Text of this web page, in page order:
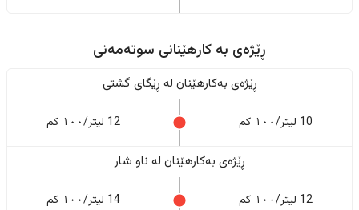
ڕێژەى به کارهێنانی سوتەمەنی
ڕێژەى بەکارهێنان له ڕێگای گشتی
10 لیتر/١٠٠ کم 12 لیتر/١٠٠ کم
ڕێژەى بەکارهێنان له ناو شار
12 لیتر/١٠٠ کم 14 لیتر/١٠٠ کم